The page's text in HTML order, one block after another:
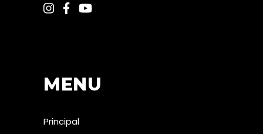
MENU
Principal